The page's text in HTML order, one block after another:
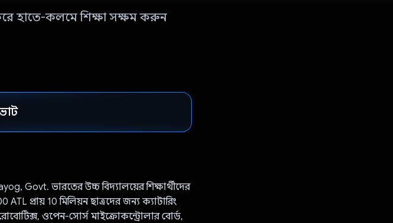
করে হাতে-কলমে শিক্ষা সক্ষম করুন
Govt. ভারতের উচ্চ বিদ্যালয়ের শিক্ষার্থীদের
প্রায় 10 মিলিয়ন ছাত্রদের জন্য ক্যাটারিং
ওপেন-সোর্স মাইক্রোকন্ট্রোলার বোর্ড,